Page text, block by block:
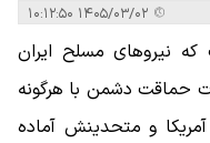
نیروهای مسلح ایران
حماقت دشمن با هرگونه
آمریکا و متحدینش آماده